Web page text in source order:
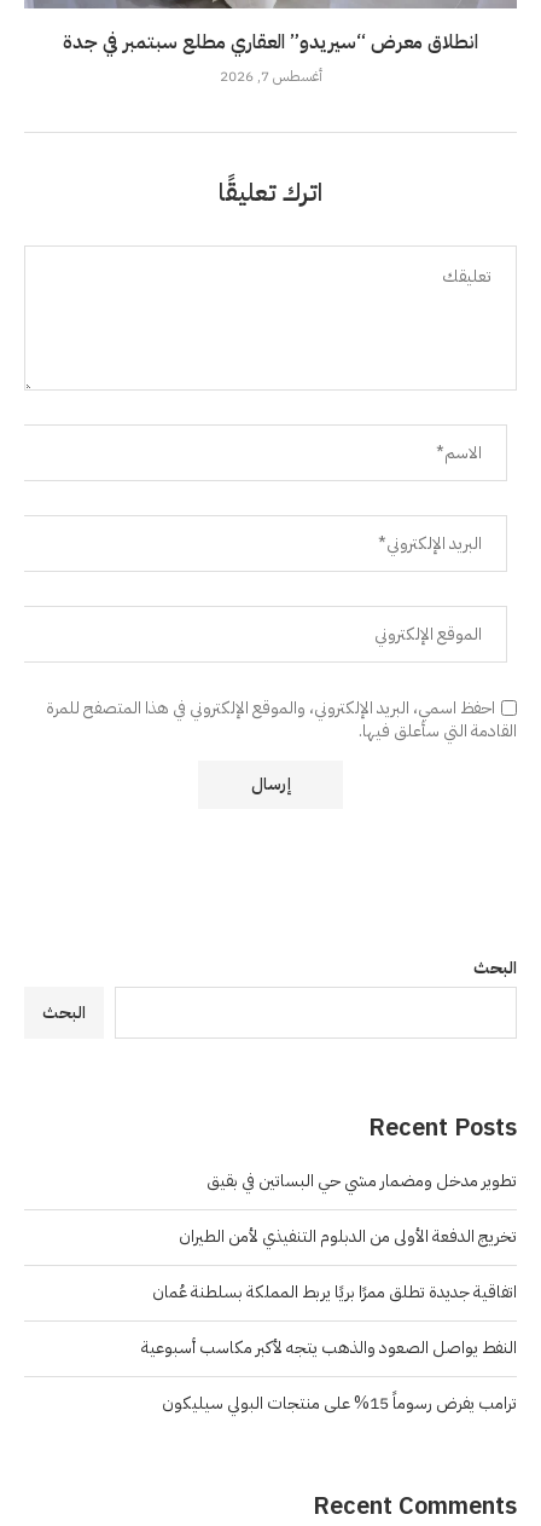
انطلاق معرض “سيريدو” العقاري مطلع سبتمبر في جدة
أغسطس 7, 2026
اترك تعليقًا
احفظ اسمي، البريد الإلكتروني، والموقع الإلكتروني في هذا المتصفح للمرة
القادمة التي سأعلق فيها.
البحث
البحث
Recent Posts
تطوير مدخل ومضمار مشي حي البساتين في بقيق
تخريج الدفعة الأولى من الدبلوم التنفيذي لأمن الطيران
اتفاقية جديدة تطلق ممرًا بريًا يربط المملكة بسلطنة عُمان
النفط يواصل الصعود والذهب يتجه لأكبر مكاسب أسبوعية
ترامب يفرض رسوماً 15% على منتجات البولي سيليكون
Recent Comments